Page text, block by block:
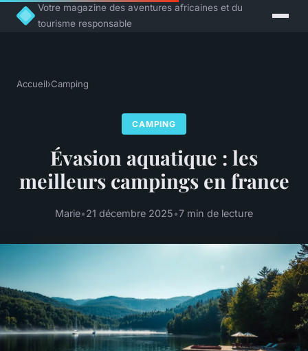
Votre magazine des aventures africaines et du
tourisme responsable
Accueil›Camping
CAMPING
Évasion aquatique : les
meilleurs campings en france
Marie•21 décembre 2025•7 min de lecture